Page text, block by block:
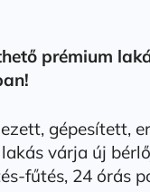
prémium
gépesített,
várja új
fűtés, 24 órás